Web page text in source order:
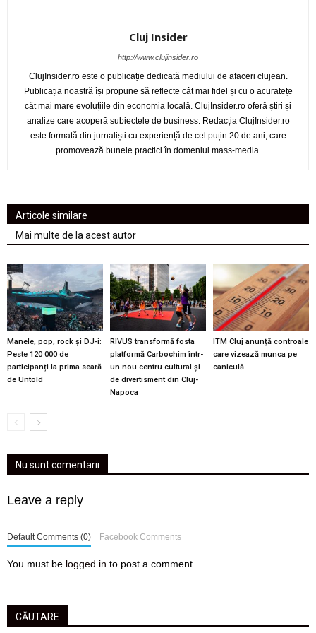
Cluj Insider
http://www.clujinsider.ro
ClujInsider.ro este o publicație dedicată mediului de afaceri clujean.
Publicația noastră își propune să reflecte cât mai fidel și cu o acuratețe
cât mai mare evoluțiile din economia locală. ClujInsider.ro oferă știri și
analize care acoperă subiectele de business. Redacția ClujInsider.ro
este formată din jurnaliști cu experiență de cel puțin 20 de ani, care
promovează bunele practici în domeniul mass-media.
Articole similare
Mai multe de la acest autor
Manele, pop, rock și DJ-i:
Peste 120 000 de
participanți la prima seară
de Untold
RIVUS transformă fosta
platformă Carbochim într-
un nou centru cultural și
de divertisment din Cluj-
Napoca
ITM Cluj anunță controale
care vizează munca pe
caniculă
Nu sunt comentarii
Leave a reply
Default Comments (0) Facebook Comments
You must be logged in to post a comment.
CĂUTARE